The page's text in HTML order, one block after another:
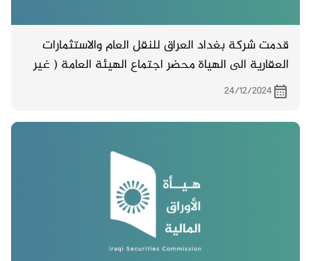
قدمت شركة بغداد العراق للنقل العام والاستثمارات
العقارية الى الهياة محضر اجتماع الهيئة العامة ( غير
المصدق ) والمنعقد بتاريخ 19/12/ 2024
24/12/2024